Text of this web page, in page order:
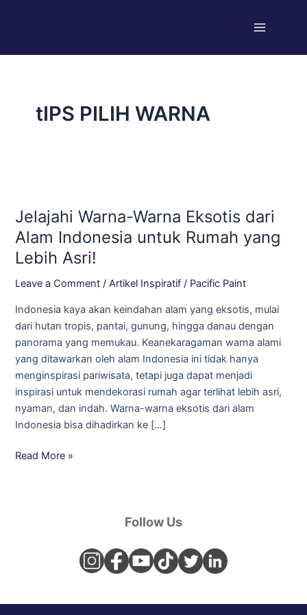
tIPS PILIH WARNA
Jelajahi Warna-Warna Eksotis dari
Alam Indonesia untuk Rumah yang
Lebih Asri!
Leave a Comment /Artikel Inspiratif / Pacific Paint
Indonesia kaya akan keindahan alam yang eksotis, mulai
dari hutan tropis, pantai, gunung, hingga danau dengan
panorama yang memukau. Keanekaragaman warna alami
yang ditawarkan oleh alam Indonesia ini tidak hanya
menginspirasi pariwisata, tetapi juga dapat menjadi
inspirasi untuk mendekorasi rumah agar terlihat lebih asri,
nyaman, dan indah. Warna-warna eksotis dari alam
Indonesia bisa dihadirkan ke […]
Warna
Eksotis
dari
Alam
Indonesia
Rumah
yang
Lebih
Asri!
Read More »
Follow Us